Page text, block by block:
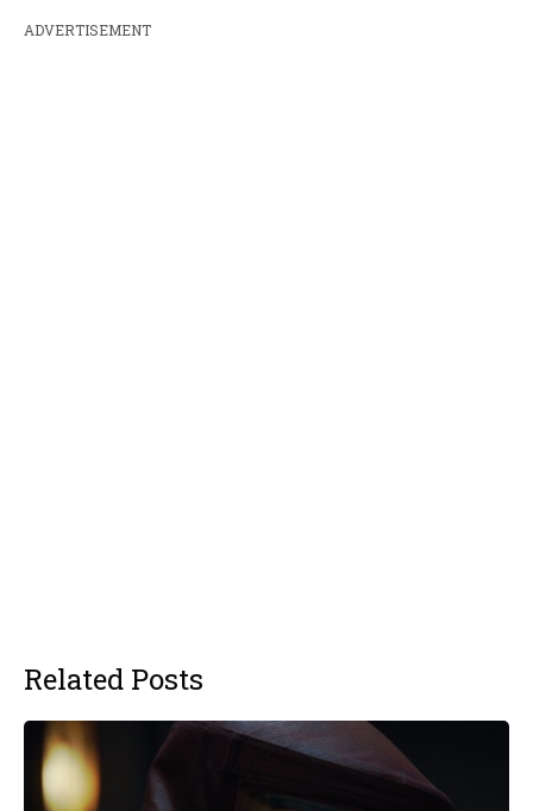
ADVERTISEMENT
Related Posts